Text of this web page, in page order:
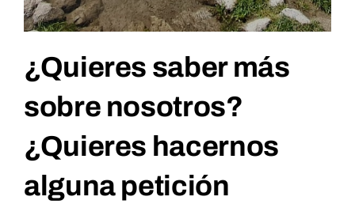
¿Quieres saber más
sobre nosotros?
¿Quieres hacernos
alguna petición